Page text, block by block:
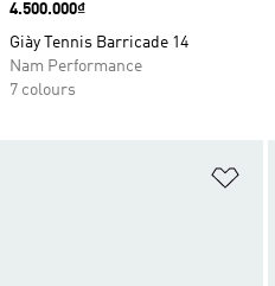
Price
4.500.000₫
Giày Tennis Barricade 14
Nam Performance
7 colours